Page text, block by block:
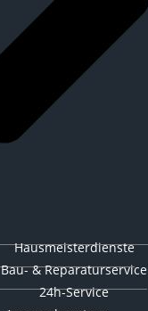
Hausmeisterdienste
Bau- & Reparaturservice
24h-Service